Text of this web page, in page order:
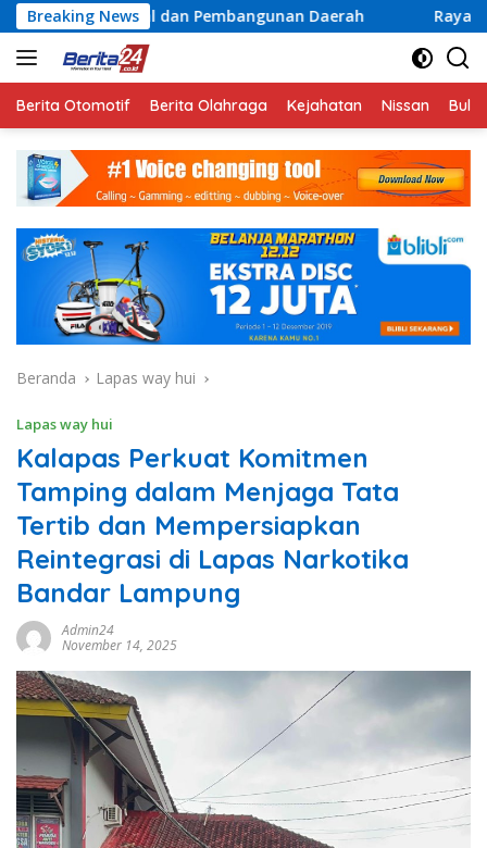
Langsung
ke
konten
Breaking News
dan Pembangunan Daerah Rayakan Semangat
Berita Otomotif Berita Olahraga Kejahatan Nissan
Beranda Lapas way hui
Lapas way hui
Kalapas Perkuat Komitmen
Tamping dalam Menjaga Tata
Tertib dan Mempersiapkan
Reintegrasi di Lapas Narkotika
Bandar Lampung
Admin24
November 14, 2025